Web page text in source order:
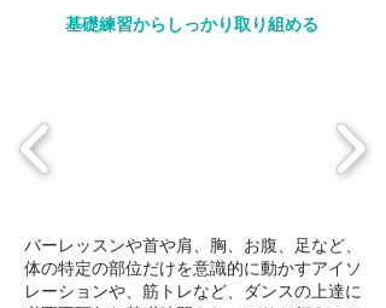
基礎練習からしっかり取り組める
バーレッスンや首や肩、胸、お腹、足など、
体の特定の部位だけを意識的に動かすアイソ
レーションや、筋トレなど、ダンスの上達に